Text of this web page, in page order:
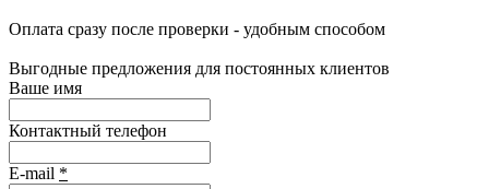
Оплата сразу после проверки - удобным способом
Выгодные предложения для постоянных клиентов
Ваше имя
Контактный телефон
E-mail *